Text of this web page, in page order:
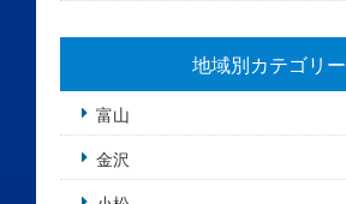
地域別カテゴリー
富山
金沢